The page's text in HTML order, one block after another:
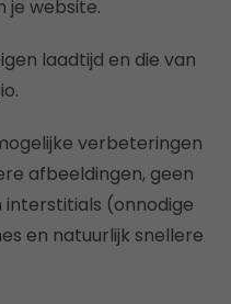
je website.
laadtijd en die van
verbeteringen
afbeeldingen, geen
(onnodige
en natuurlijk snellere